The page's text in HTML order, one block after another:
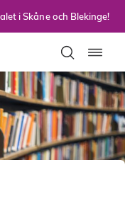
i Skåne och Blekinge!